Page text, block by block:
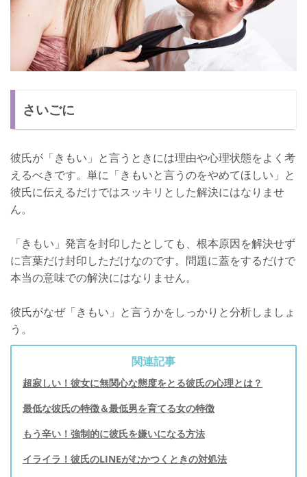
さいごに
彼氏が「きもい」と言うときには理由や心理状態をよく考
えるべきです。単に「きもいと言うのをやめてほしい」と
彼氏に伝えるだけではスッキリとした解決にはなりませ
ん。
「きもい」発言を封印したとしても、根本原因を解決せず
に言葉だけ封印しただけなのです。問題に蓋をするだけで
本当の意味での解決にはなりません。
彼氏がなぜ「きもい」と言うかをしっかりと分析しましょ
う。
関連記事
超寂しい！彼女に無関心な態度をとる彼氏の心理とは？
最低な彼氏の特徴＆最低男を育てる女の特徴
もう辛い！強制的に彼氏を嫌いになる方法
イライラ！彼氏のLINEがむかつくときの対処法